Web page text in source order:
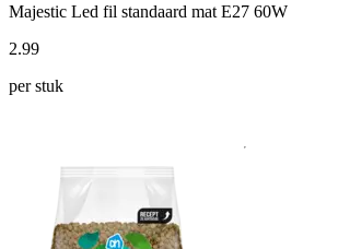
Majestic Led fil standaard mat E27 60W
2.99
per stuk